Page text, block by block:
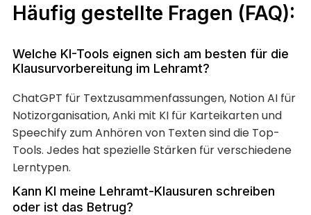
Häufig gestellte Fragen (FAQ):
Welche KI-Tools eignen sich am besten für die
Klausurvorbereitung im Lehramt?
ChatGPT für Textzusammenfassungen, Notion AI für
Notizorganisation, Anki mit KI für Karteikarten und
Speechify zum Anhören von Texten sind die Top-
Tools. Jedes hat spezielle Stärken für verschiedene
Lerntypen.
Kann KI meine Lehramt-Klausuren schreiben
oder ist das Betrug?